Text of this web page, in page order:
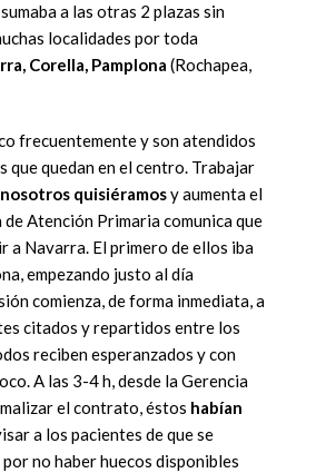
a las otras 2 plazas sin
localidades por toda
Corella, Pamplona (Rochapea,
frecuentemente y son atendidos
quedan en el centro. Trabajar
quisiéramosy aumenta el
Atención Primaria comunica que
a Navarra. El primero de ellos iba
empezando justo al día
comienza, de forma inmediata, a
citados y repartidos entre los
reciben esperanzados y con
A las 3-4 h, desde la Gerencia
el contrato, éstos habían
a los pacientes de que se
no haber huecos disponibles